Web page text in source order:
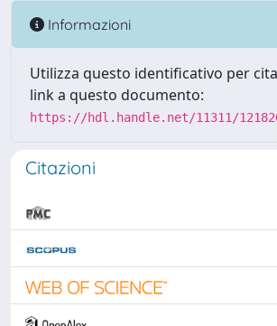
Informazioni
Utilizza questo identificativo per
link a questo documento:
https://hdl.handle.net/11311/
Citazioni